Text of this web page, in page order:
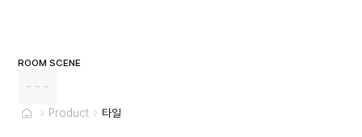
ROOM SCENE
- - -
Product 타일